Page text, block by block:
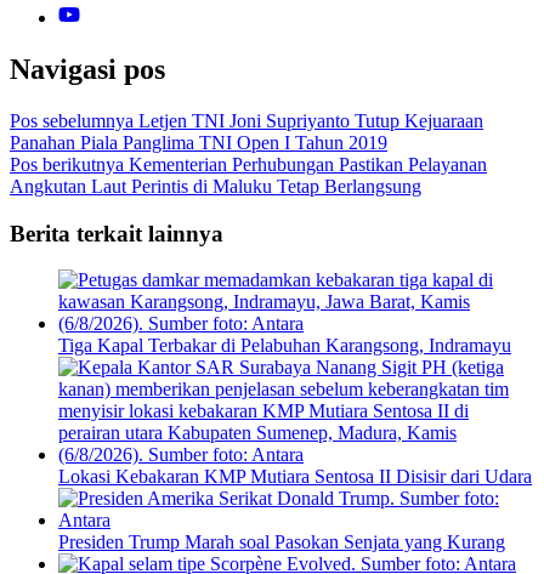
Navigasi pos
Pos sebelumnya Letjen TNI Joni Supriyanto Tutup Kejuaraan
Panahan Piala Panglima TNI Open I Tahun 2019
Pos berikutnya Kementerian Perhubungan Pastikan Pelayanan
Angkutan Laut Perintis di Maluku Tetap Berlangsung
Berita terkait lainnya
Tiga Kapal Terbakar di Pelabuhan Karangsong, Indramayu
Lokasi Kebakaran KMP Mutiara Sentosa II Disisir dari Udara
Presiden Trump Marah soal Pasokan Senjata yang Kurang